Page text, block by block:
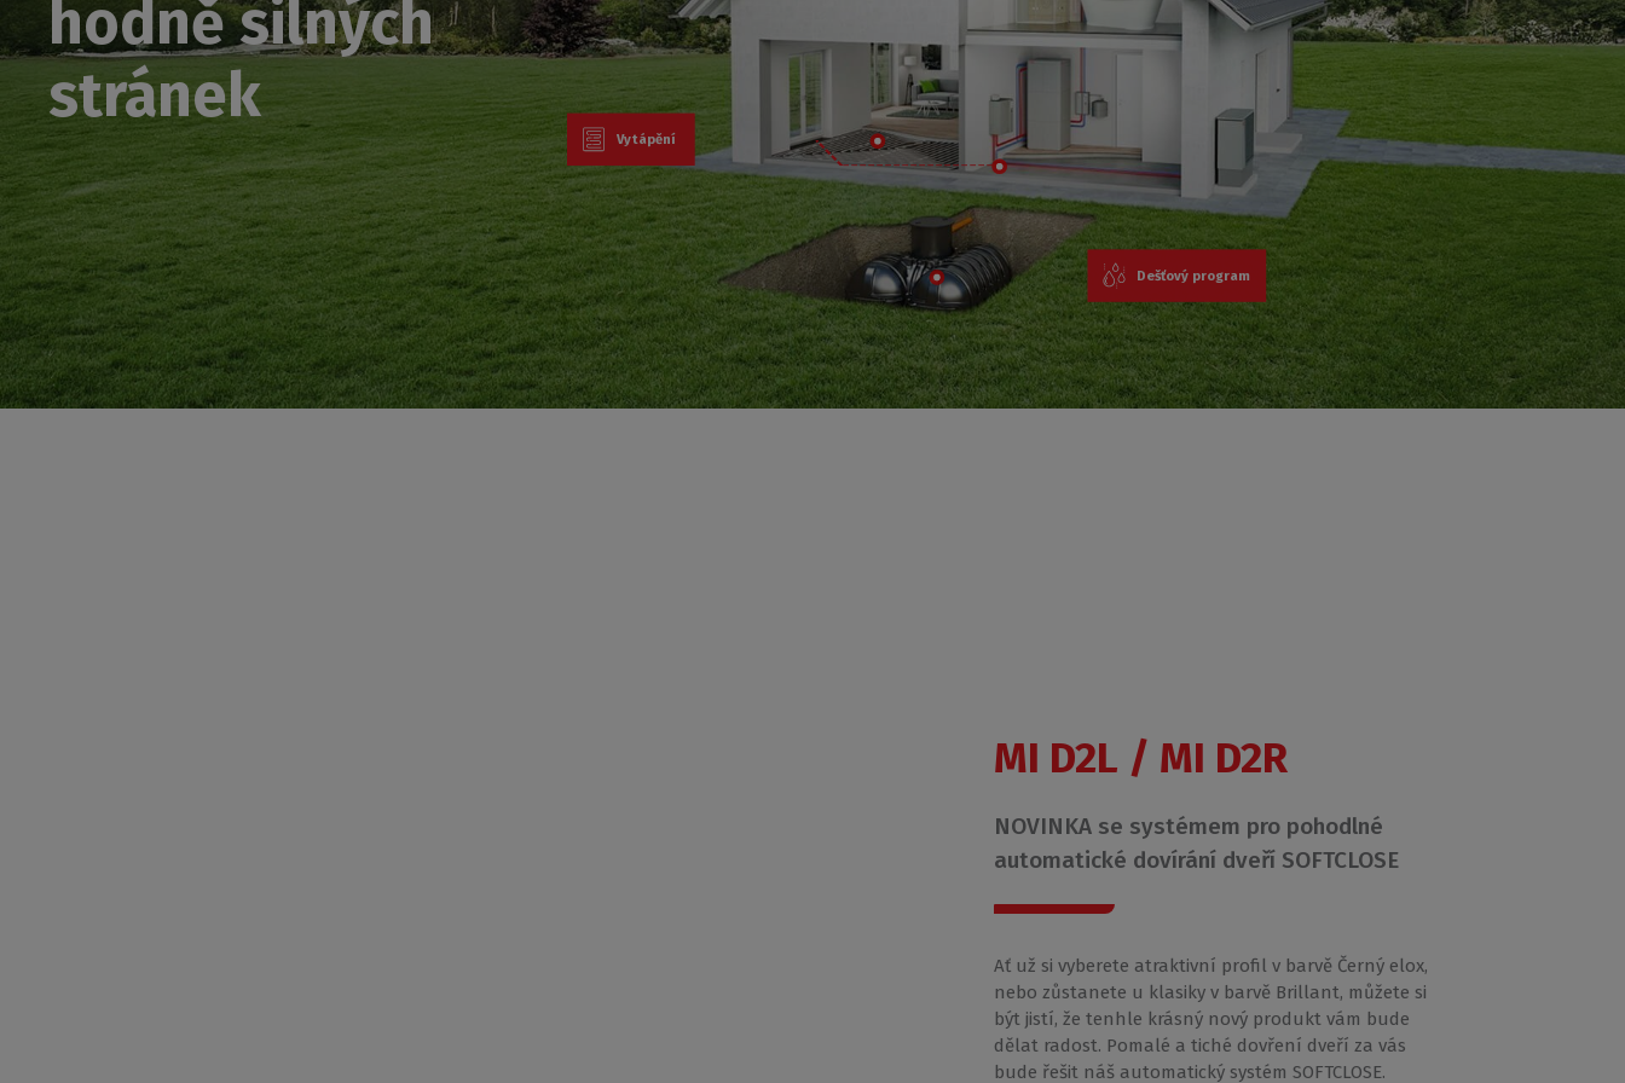
Dešťový program
Vytápění
hodně silných
stránek
MI D2L / MI D2R
NOVINKA se systémem pro pohodlné
automatické dovírání dveří SOFTCLOSE
Ať už si vyberete atraktivní profil v barvě Černý elox,
nebo zůstanete u klasiky v barvě Brillant, můžete si
být jistí, že tenhle krásný nový produkt vám bude
dělat radost. Pomalé a tiché dovření dveří za vás
bude řešit náš automatický systém SOFTCLOSE.